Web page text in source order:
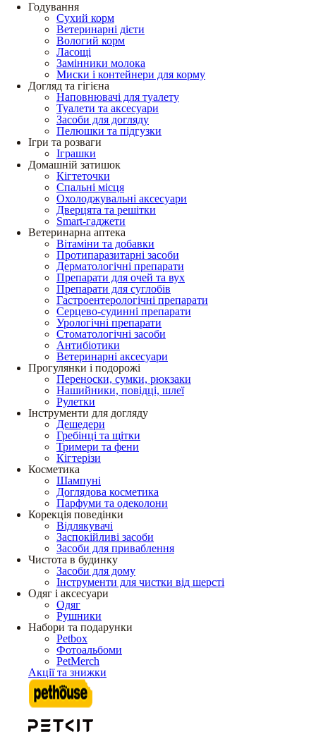
Годування
Сухий корм
Ветеринарні дієти
Вологий корм
Ласощі
Замінники молока
Миски і контейнери для корму
Догляд та гігієна
Наповнювачі для туалету
Туалети та аксесуари
Засоби для догляду
Пелюшки та підгузки
Ігри та розваги
Іграшки
Домашній затишок
Кігтеточки
Спальні місця
Охолоджувальні аксесуари
Дверцята та решітки
Smart-гаджети
Ветеринарна аптека
Вітаміни та добавки
Протипаразитарні засоби
Дерматологічні препарати
Препарати для очей та вух
Препарати для суглобів
Гастроентерологічні препарати
Серцево-судинні препарати
Урологічні препарати
Стоматологічні засоби
Антибіотики
Ветеринарні аксесуари
Прогулянки і подорожі
Переноски, сумки, рюкзаки
Нашийники, повідці, шлеї
Рулетки
Інструменти для догляду
Дешедери
Гребінці та щітки
Тримери та фени
Кігтерізи
Косметика
Шампуні
Доглядова косметика
Парфуми та одеколони
Корекція поведінки
Відлякувачі
Заспокійливі засоби
Засоби для приваблення
Чистота в будинку
Засоби для дому
Інструменти для чистки від шерсті
Одяг і аксесуари
Одяг
Рушники
Набори та подарунки
Petbox
Фотоальбоми
PetMerch
Акції та знижки